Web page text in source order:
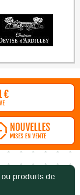
€
NOUVELLES
MISES EN VENTE
ou produits de